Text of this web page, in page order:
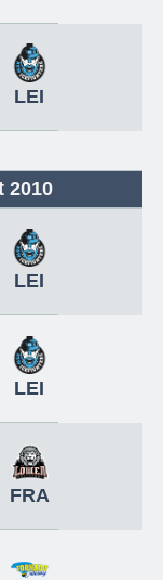
LEI
2010
LEI
LEI
FRA